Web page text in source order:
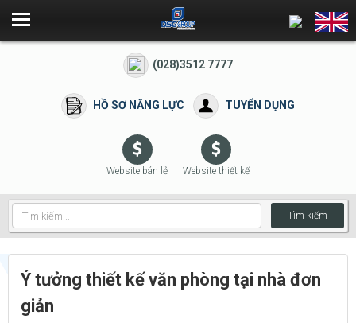
(028)3512 7777
HỒ SƠ NĂNG LỰC TUYỂN DỤNG
Website bán lẻ Website thiết kế
Tìm kiếm
Ý tưởng thiết kế văn phòng tại nhà đơn
giản